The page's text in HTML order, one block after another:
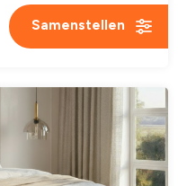
Samenstellen